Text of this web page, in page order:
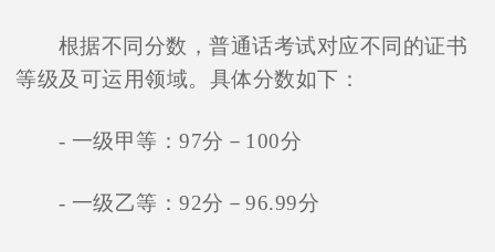
根据不同分数，普通话考试对应不同的证书
等级及可运用领域。具体分数如下：
- 一级甲等：97分－100分
- 一级乙等：92分－96.99分